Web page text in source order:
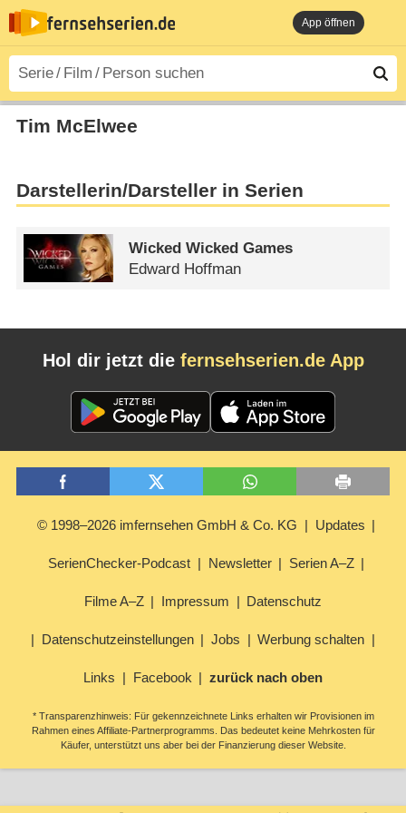
App öffnen
Tim McElwee
Darstellerin/Darsteller in Serien
Wicked Wicked Games
Edward Hoffman
Hol dir jetzt die fernsehserien.de App
© 1998–2026 imfernsehen GmbH & Co. KG Updates
SerienChecker-Podcast Newsletter Serien A–Z
Filme A–Z Impressum Datenschutz
Datenschutzeinstellungen Jobs Werbung schalten
Links Facebook zurück nach oben
* Transparenzhinweis: Für gekennzeichnete Links erhalten wir Provisionen im
Rahmen eines Affiliate-Partnerprogramms. Das bedeutet keine Mehrkosten für
Käufer, unterstützt uns aber bei der Finanzierung dieser Website.